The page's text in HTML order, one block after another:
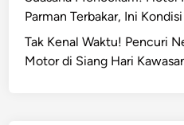
Parman Terbakar, Ini
Tak Kenal Waktu! Pencuri
Motor di Siang Hari